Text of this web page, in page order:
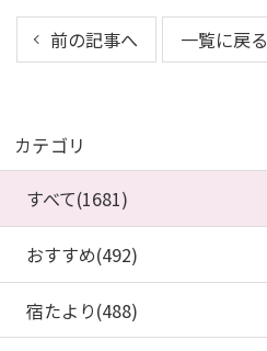
前の記事へ 一覧に戻る
カテゴリ
すべて(1681)
おすすめ(492)
宿たより(488)